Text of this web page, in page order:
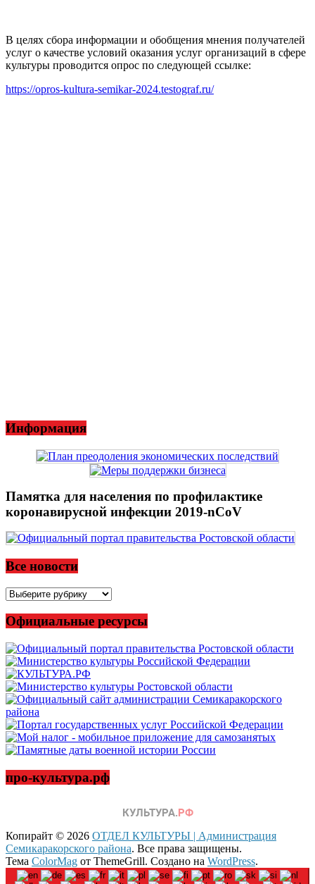
В целях сбора информации и обобщения мнения получателей
услуг о качестве условий оказания услуг организаций в сфере
культуры проводится опрос по следующей ссылке:
https://opros-kultura-semikar-2024.testograf.ru/
Информация
Памятка для населения по профилактике
коронавирусной инфекции 2019-nCoV
Все новости
Все
Официальные ресурсы
про-культура.рф
Копирайт © 2026 ОТДЕЛ КУЛЬТУРЫ | Администрация
Семикаракорского района. Все права защищены.
Тема ColorMag от ThemeGrill. Создано на WordPress.